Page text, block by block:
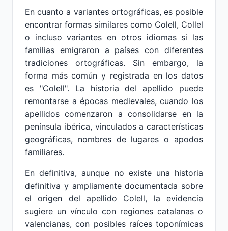
En cuanto a variantes ortográficas, es posible
encontrar formas similares como Colell, Collel
o incluso variantes en otros idiomas si las
familias emigraron a países con diferentes
tradiciones ortográficas. Sin embargo, la
forma más común y registrada en los datos
es "Colell". La historia del apellido puede
remontarse a épocas medievales, cuando los
apellidos comenzaron a consolidarse en la
península ibérica, vinculados a características
geográficas, nombres de lugares o apodos
familiares.
En definitiva, aunque no existe una historia
definitiva y ampliamente documentada sobre
el origen del apellido Colell, la evidencia
sugiere un vínculo con regiones catalanas o
valencianas, con posibles raíces toponímicas